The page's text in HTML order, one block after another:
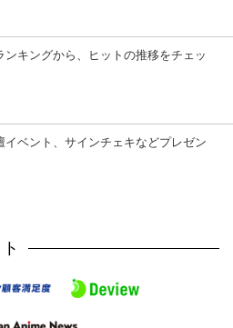
ンキングから、ヒットの推移をチェッ
イベント、サインチェキなどプレゼン